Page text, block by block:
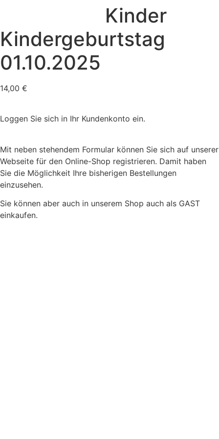
Kinder
Kindergeburtstag
01.10.2025
14,00 €
Loggen Sie sich in Ihr Kundenkonto ein.
Mit neben stehendem Formular können Sie sich auf unserer
Webseite für den Online-Shop registrieren. Damit haben
Sie die Möglichkeit Ihre bisherigen Bestellungen
einzusehen.
Sie können aber auch in unserem Shop auch als GAST
einkaufen.